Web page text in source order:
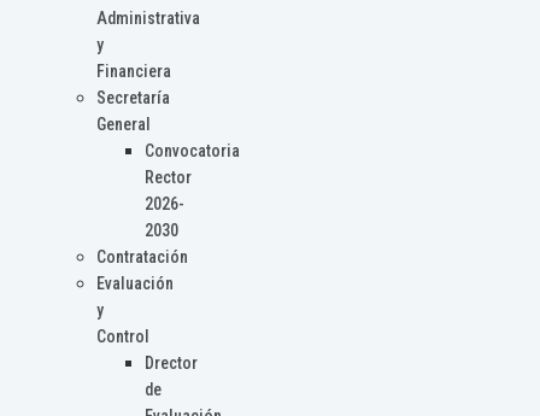
Administrativa
y
Financiera
Secretaría
General
Convocatoria
Rector
2026-
2030
Contratación
Evaluación
y
Control
Drector
de